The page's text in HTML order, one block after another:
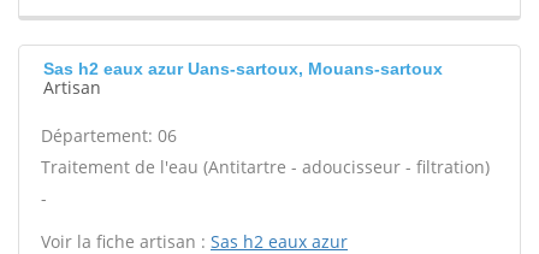
Sas h2 eaux azur Uans-sartoux, Mouans-sartoux
Artisan
Département: 06
Traitement de l'eau (Antitartre - adoucisseur - filtration)
-
Voir la fiche artisan : Sas h2 eaux azur